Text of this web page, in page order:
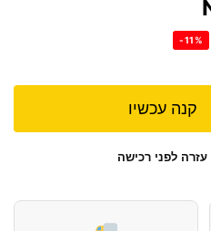
-11%
קנה עכשיו
עזרה לפני רכישה